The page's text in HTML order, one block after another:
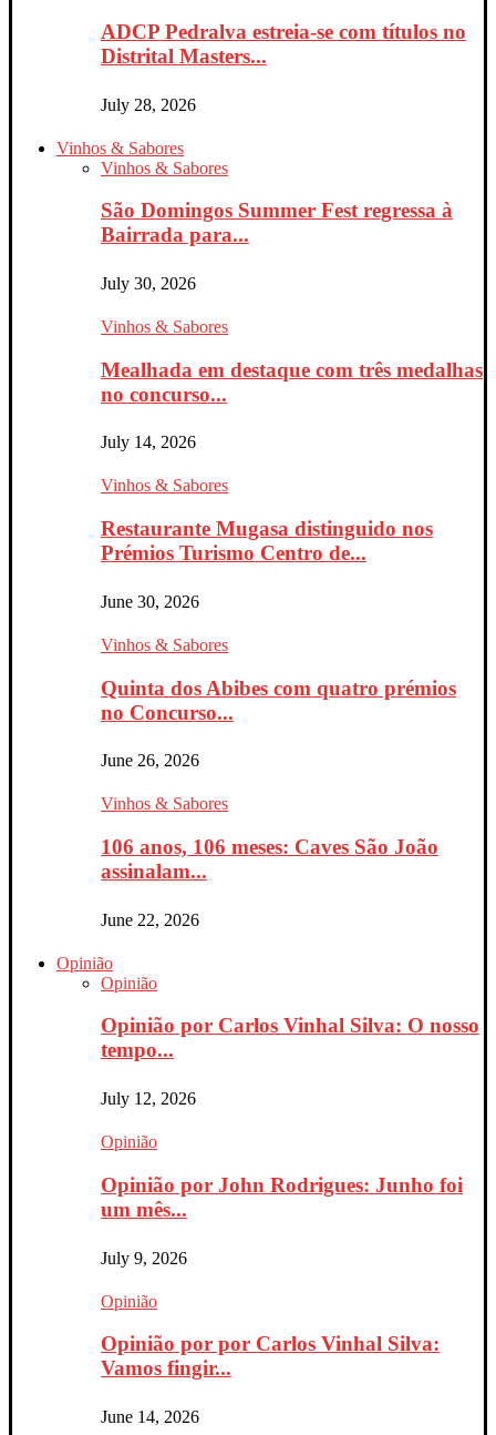
ADCP Pedralva estreia-se com títulos no
Distrital Masters...
July 28, 2026
Vinhos & Sabores
Vinhos & Sabores
São Domingos Summer Fest regressa à
Bairrada para...
July 30, 2026
Vinhos & Sabores
Mealhada em destaque com três medalhas
no concurso...
July 14, 2026
Vinhos & Sabores
Restaurante Mugasa distinguido nos
Prémios Turismo Centro de...
June 30, 2026
Vinhos & Sabores
Quinta dos Abibes com quatro prémios
no Concurso...
June 26, 2026
Vinhos & Sabores
106 anos, 106 meses: Caves São João
assinalam...
June 22, 2026
Opinião
Opinião
Opinião por Carlos Vinhal Silva: O nosso
tempo...
July 12, 2026
Opinião
Opinião por John Rodrigues: Junho foi
um mês...
July 9, 2026
Opinião
Opinião por por Carlos Vinhal Silva:
Vamos fingir...
June 14, 2026